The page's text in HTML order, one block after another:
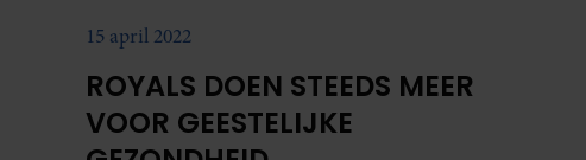
15 april 2022
ROYALS DOEN STEEDS MEER
VOOR GEESTELIJKE